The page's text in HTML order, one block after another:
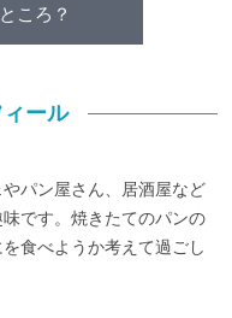
ころ？
ール
パン屋さん、居酒屋など
です。焼きたてのパンの
食べようか考えて過ごし